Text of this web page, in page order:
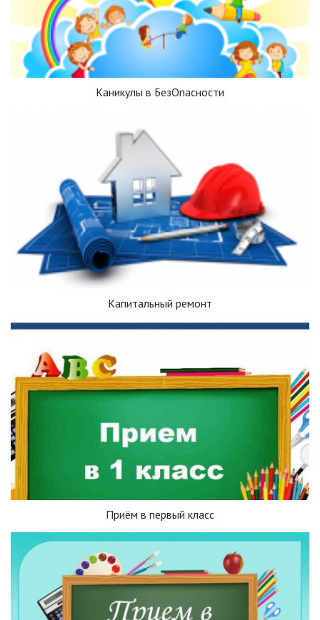
Каникулы в БезОпасности
Капитальный ремонт
Приём в первый класс